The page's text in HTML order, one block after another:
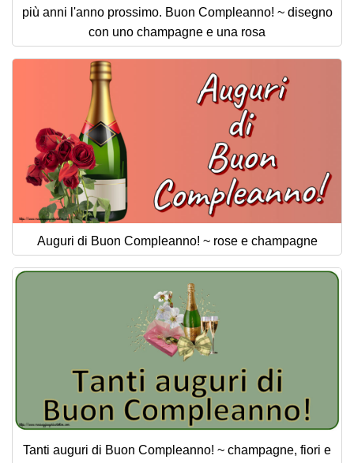
più anni l'anno prossimo. Buon Compleanno! ~ disegno
con uno champagne e una rosa
Auguri di Buon Compleanno! ~ rose e champagne
Tanti auguri di Buon Compleanno! ~ champagne, fiori e